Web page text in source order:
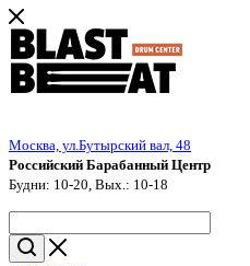
Москва, ул.Бутырский вал, 48
Российский Барабанный Центр
Будни: 10-20, Вых.: 10-18